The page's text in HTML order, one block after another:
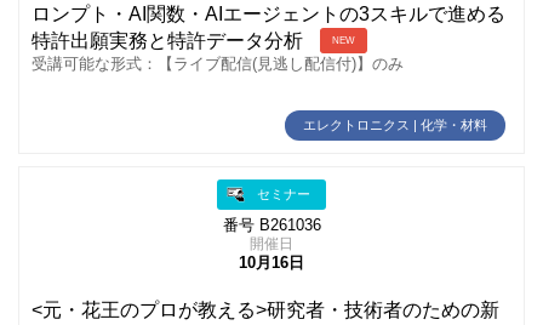
ロンプト・AI関数・AIエージェントの3スキルで進める
特許出願実務と特許データ分析
NEW
受講可能な形式：【ライブ配信(見逃し配信付)】のみ
エレクトロニクス | 化学・材料
セミナー
番号 B261036
開催日
10月16日
<元・花王のプロが教える>研究者・技術者のための新